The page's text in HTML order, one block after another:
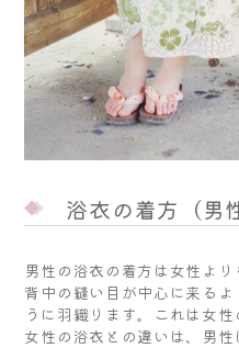
浴衣の着方（男
男性の浴衣の着方は女性より
背中の縫い目が中心に来る
うに羽織ります。これは女性
女性の浴衣との違いは、男性